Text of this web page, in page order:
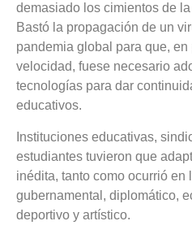
demasiado los cimientos de
Bastó la propagación de un
pandemia global para que, en
velocidad, fuese necesario
tecnologías para dar
educativos.
Instituciones educativas,
estudiantes tuvieron que
inédita, tanto como ocurrió en
gubernamental, diplomático,
deportivo y artístico.